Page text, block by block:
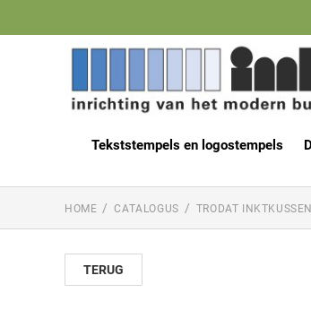
Tekststempels en logostempels
HOME CATALOGUS TRODAT
TERUG